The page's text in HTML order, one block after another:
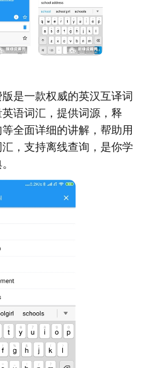
是一款权威的英汉互译词
语词汇，提供词源，释
全面详细的讲解，帮助用
，支持离线查询，是你学